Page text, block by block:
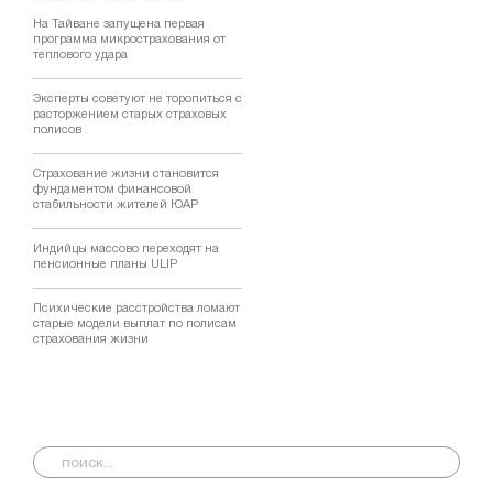
На Тайване запущена первая
программа микрострахования от
теплового удара
Эксперты советуют не торопиться с
расторжением старых страховых
полисов
Страхование жизни становится
фундаментом финансовой
стабильности жителей ЮАР
Индийцы массово переходят на
пенсионные планы ULIP
Психические расстройства ломают
старые модели выплат по полисам
страхования жизни